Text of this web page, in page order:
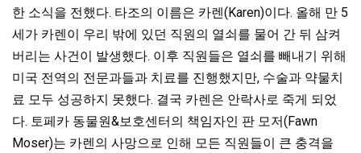
한 소식을 전했다. 타조의 이름은 카렌(Karen)이다. 올해 만 5
세가 카렌이 우리 밖에 있던 직원의 열쇠를 물어 간 뒤 삼켜
버리는 사건이 발생했다. 이후 직원들은 열쇠를 빼내기 위해
미국 전역의 전문과들과 치료를 진행했지만, 수술과 약물치
료 모두 성공하지 못했다. 결국 카렌은 안락사로 죽게 되었
다. 토페카 동물원&보호센터의 책임자인 판 모저(Fawn
Moser)는 카렌의 사망으로 인해 모든 직원들이 큰 충격을